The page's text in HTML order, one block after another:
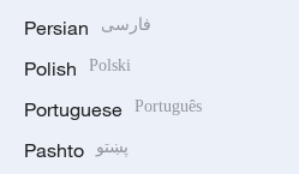
Persian فارسی
Polish Polski
Portuguese Português
Pashto پښتو